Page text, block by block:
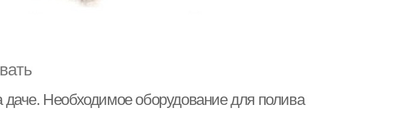
даче. Необходимое оборудование для полива